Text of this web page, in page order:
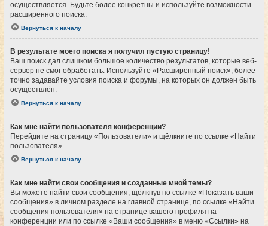
осуществляется. Будьте более конкретны и используйте возможности
расширенного поиска.
Вернуться к началу
В результате моего поиска я получил пустую страницу!
Ваш поиск дал слишком большое количество результатов, которые веб-
сервер не смог обработать. Используйте «Расширенный поиск», более
точно задавайте условия поиска и форумы, на которых он должен быть
осуществлён.
Вернуться к началу
Как мне найти пользователя конференции?
Перейдите на страницу «Пользователи» и щёлкните по ссылке «Найти
пользователя».
Вернуться к началу
Как мне найти свои сообщения и созданные мной темы?
Вы можете найти свои сообщения, щёлкнув по ссылке «Показать ваши
сообщения» в личном разделе на главной странице, по ссылке «Найти
сообщения пользователя» на странице вашего профиля на
конференции или по ссылке «Ваши сообщения» в меню «Ссылки» на